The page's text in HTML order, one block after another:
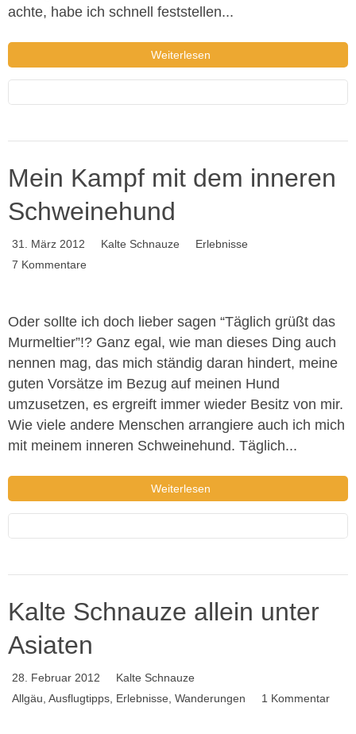
achte, habe ich schnell feststellen...
Weiterlesen
Mein Kampf mit dem inneren
Schweinehund
31. März 2012 Kalte Schnauze
Erlebnisse
7 Kommentare
Oder sollte ich doch lieber sagen “Täglich grüßt das
Murmeltier”!? Ganz egal, wie man dieses Ding auch
nennen mag, das mich ständig daran hindert, meine
guten Vorsätze im Bezug auf meinen Hund
umzusetzen, es ergreift immer wieder Besitz von mir.
Wie viele andere Menschen arrangiere auch ich mich
mit meinem inneren Schweinehund. Täglich...
Weiterlesen
Kalte Schnauze allein unter
Asiaten
28. Februar 2012
Kalte Schnauze
Allgäu Ausflugtipps Erlebnisse Wanderungen 1 Kommentar